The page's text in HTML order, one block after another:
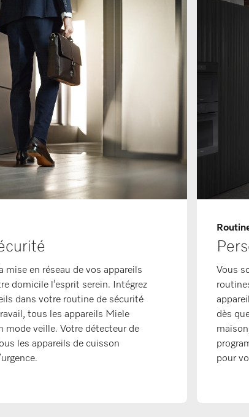
mise en réseau de vos appareils
domicile l’esprit serein. Intégrez
dans votre routine de sécurité
tous les appareils Miele
veille. Votre détecteur de
les appareils de cuisson
Vous
dès
pour